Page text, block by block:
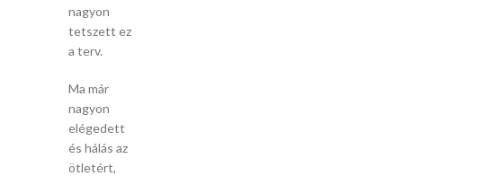
nagyon
tetszett ez
a terv.
Ma már
nagyon
elégedett
és hálás az
ötletért,